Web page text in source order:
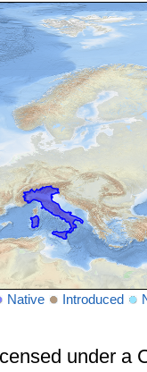
Native Introduced
under a